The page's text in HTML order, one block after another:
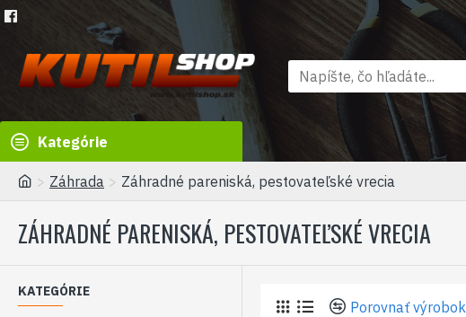
Kategórie
Záhrada Záhradné pareniská, pestovateľské vrecia
ZÁHRADNÉ PARENISKÁ, PESTOVATEĽSKÉ VRECIA
KATEGÓRIE
Porovnať výrobok